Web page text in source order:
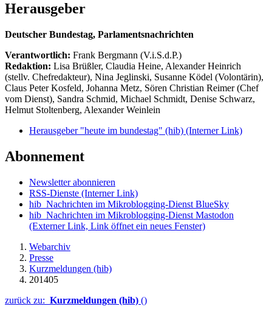
Herausgeber
Deutscher Bundestag, Parlamentsnachrichten
Verantwortlich: Frank Bergmann (V.i.S.d.P.)
Redaktion: Lisa Brüßler, Claudia Heine, Alexander Heinrich
(stellv. Chefredakteur), Nina Jeglinski, Susanne Ködel (Volontärin),
Claus Peter Kosfeld, Johanna Metz, Sören Christian Reimer (Chef
vom Dienst), Sandra Schmid, Michael Schmidt, Denise Schwarz,
Helmut Stoltenberg, Alexander Weinlein
Herausgeber "heute im bundestag" (hib) (Interner Link)
Abonnement
Newsletter abonnieren
RSS-Dienste (Interner Link)
hib_Nachrichten im Mikroblogging-Dienst BlueSky
hib_Nachrichten im Mikroblogging-Dienst Mastodon
(Externer Link, Link öffnet ein neues Fenster)
Webarchiv
Presse
Kurzmeldungen (hib)
201405
zurück zu: Kurzmeldungen (hib) ()